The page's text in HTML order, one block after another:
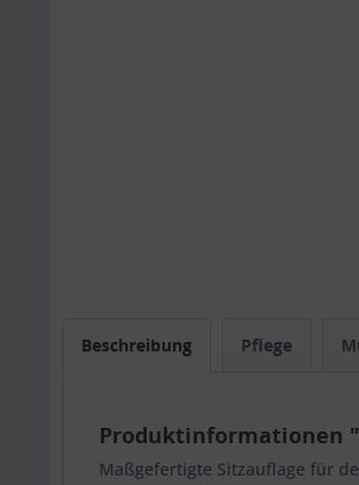
Beschreibung Pflege
Produktinformationen
Maßgefertigte Sitzauflage für